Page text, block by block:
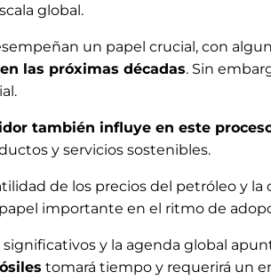
global.
un papel crucial, con
las próximas décadas. Sin
también influye en este
y servicios sostenibles.
de los precios del petróleo y
importante en el ritmo de
y la agenda global
tomará tiempo y requerirá un